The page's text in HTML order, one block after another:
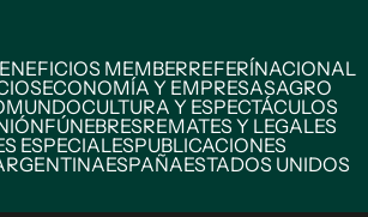
MEMBERREFERÍNACIONAL
ECONOMÍA Y EMPRESASAGRO
MUNDOCULTURA Y ESPECTÁCULOS
FÚNEBRESREMATES Y LEGALES
ESPECIALESPUBLICACIONES
ESPAÑAESTADOS UNIDOS